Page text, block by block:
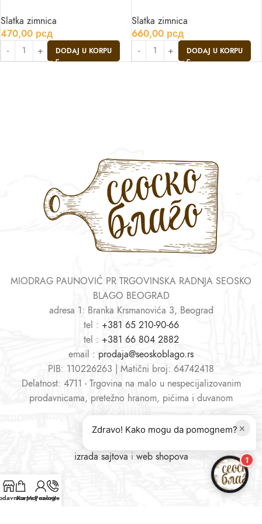
Slatka zimnica
470,00 рсд
DODAJ U KORPU
Slatka zimnica
660,00 рсд
DODAJ U KORPU
MIODRAG PAUNOVIĆ PR TRGOVINSKA RADNJA SEOSKO
BLAGO BEOGRAD
adresa 1: Branka Krsmanovića 3, Beograd
tel : +381 65 210-90-66
tel : +381 66 804 2882
email : prodaja@seoskoblago.rs
PIB: 110226263 | Matični broj: 64742418
Delatnost: 4711 - Trgovina na malo u nespecijalizovanim
prodavnicama, pretežno hranom, pićima i duvanom
izrada sajtova i web shopova
KorpaMoj nalog
Pozovite nas
×
Zdravo! Kako mogu da pomognem?
1